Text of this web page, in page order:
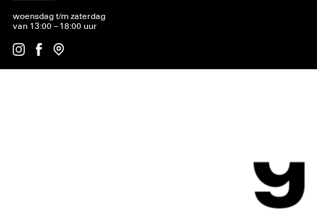
woensdag t/m zaterdag
van 13:00 – 18:00 uur